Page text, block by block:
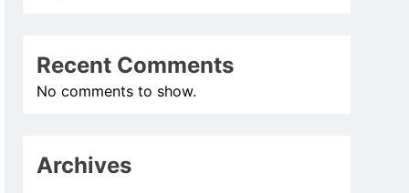
Recent Comments
No comments to show.
Archives